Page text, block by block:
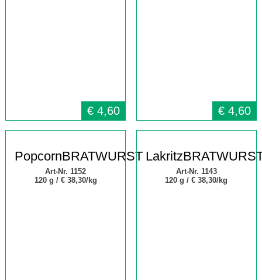
€ 4,60 € 4,60
PopcornBRATWURST
Art-Nr. 1152
120 g / € 38,30/kg
Art-Nr. 1143
120 g /€ 38,30/kg